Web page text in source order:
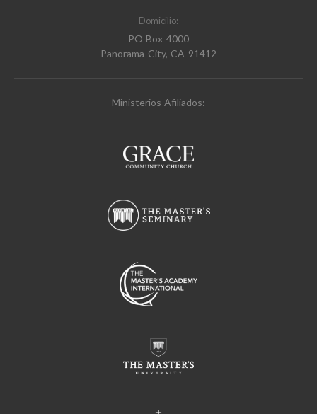
Domicilio:
PO Box 4000
Panorama City, CA 91412
Ministerios Afiliados: